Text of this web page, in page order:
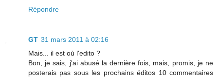
Répondre
GT 31 mars 2011 à 02:16
Mais... il est où l'edito ?
Bon, je sais, j'ai abusé la dernière fois, mais, promis, je ne
posterais pas sous les prochains éditos 10 commentaires